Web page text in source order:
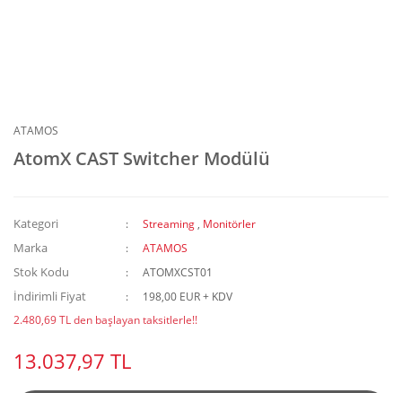
ATAMOS
AtomX CAST Switcher Modülü
Kategori Streaming , Monitörler
Marka ATAMOS
Stok Kodu ATOMXCST01
İndirimli Fiyat
198,00 EUR + KDV
2.480,69 TL den başlayan taksitlerle!!
13.037,97 TL